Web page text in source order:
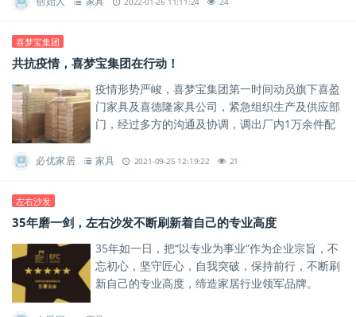
喜梦宝集团
共抗疫情，喜梦宝集团在行动！
疫情形势严峻，喜梦宝集团第一时间动员旗下喜盈
门家具及喜德隆家具公司，紧急组织生产及供应部
门，经过多方的沟通及协调，调出厂内1万余件配
必优家居 家具 2021-09-25 12:19:22 21
左右沙发
35年磨一剑，左右沙发不断刷新着自己的专业高度
35年如一日，把“以专业为事业”作为企业宗旨，不
忘初心，坚守匠心，自我突破，保持前行，不断刷
新自己的专业高度，缔造家居行业领军品牌。